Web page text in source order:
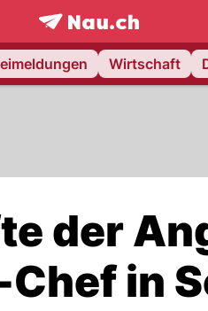
frontpage.NAU.ch
Wirtschaft
der
in